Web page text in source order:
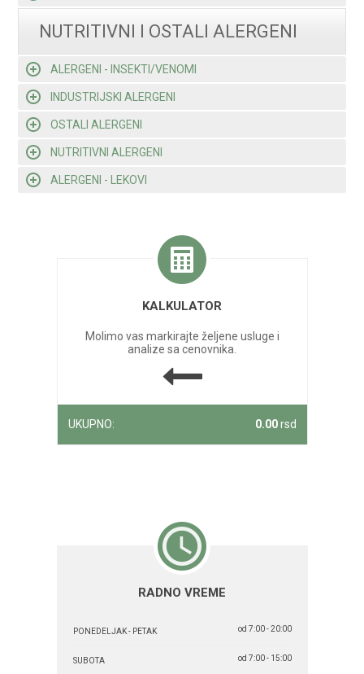
NUTRITIVNI I OSTALI ALERGENI
ALERGENI - INSEKTI/VENOMI
INDUSTRIJSKI ALERGENI
OSTALI ALERGENI
NUTRITIVNI ALERGENI
ALERGENI - LEKOVI
KALKULATOR
Molimo vas markirajte željene usluge i
analize sa cenovnika.
UKUPNO: 0.00rsd
RADNO VREME
PONEDELJAK - PETAK od 7:00 - 20:00
SUBOTA od 7:00 - 15:00